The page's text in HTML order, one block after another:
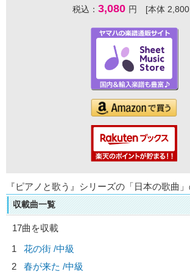
税込： 3,080 円 [本体 2,800
『ピアノと歌う』シリーズの「日本の歌曲」
収載曲一覧
17曲を収載
1
花の街 /中級
2
春が来た /中級